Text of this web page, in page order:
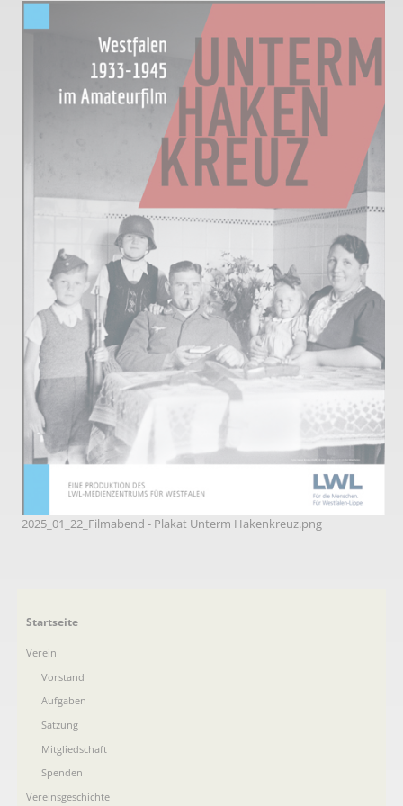
2025_01_22_Filmabend - Plakat Unterm Hakenkreuz.png
Navigation
Startseite
Verein
Vorstand
Aufgaben
Satzung
Mitgliedschaft
Spenden
Vereinsgeschichte